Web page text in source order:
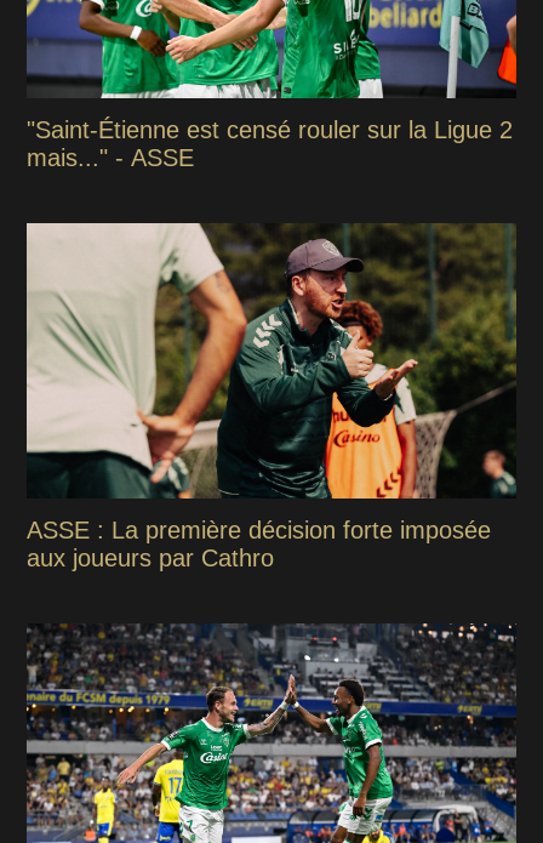
"Saint-Étienne est censé rouler sur la Ligue 2
mais..." - ASSE
ASSE : La première décision forte imposée
aux joueurs par Cathro